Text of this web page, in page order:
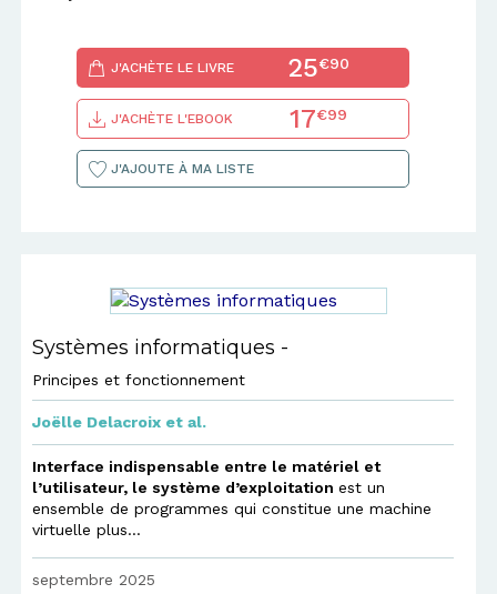
J'ACHÈTE LE LIVRE 25€90
J'ACHÈTE L'EBOOK 17€99
J'AJOUTE À MA LISTE
Systèmes informatiques -
Principes et fonctionnement
Joëlle Delacroix et al.
Interface indispensable entre le matériel et
l’utilisateur, le système d’exploitationest un
ensemble de programmes qui constitue une machine
virtuelle plus...
septembre 2025